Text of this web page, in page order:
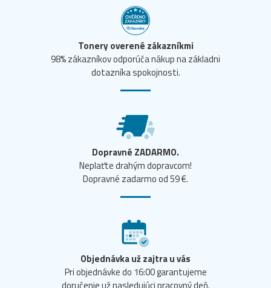
Tonery overené zákazníkmi
98% zákazníkov odporúča nákup na základni
dotazníka spokojnosti.
Dopravné ZADARMO.
Neplaťte drahým dopravcom!
Dopravné zadarmo od 59 €.
Objednávka už zajtra u vás
Pri objednávke do 16:00 garantujeme
doručenie už nasledujúci pracovný deň.